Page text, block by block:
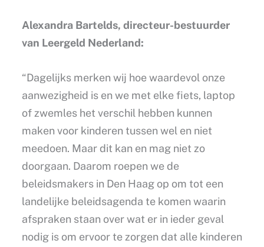
Alexandra Bartelds, directeur-bestuurder
van Leergeld Nederland:
“Dagelijks merken wij hoe waardevol onze
aanwezigheid is en we met elke fiets, laptop
of zwemles het verschil hebben kunnen
maken voor kinderen tussen wel en niet
meedoen. Maar dit kan en mag niet zo
doorgaan. Daarom roepen we de
beleidsmakers in Den Haag op om tot een
landelijke beleidsagenda te komen waarin
afspraken staan over wat er in ieder geval
nodig is om ervoor te zorgen dat alle kinderen